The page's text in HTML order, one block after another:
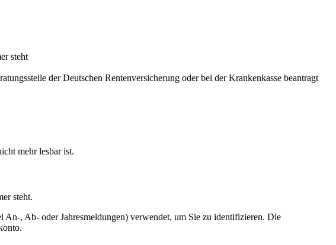
steht
der Deutschen Rentenversicherung oder bei der Krankenkasse beantragt
mehr lesbar ist.
steht.
, Ab- oder Jahresmeldungen) verwendet, um Sie zu identifizieren. Die